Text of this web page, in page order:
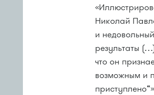
Николай
и
результаты
что он
возможным и